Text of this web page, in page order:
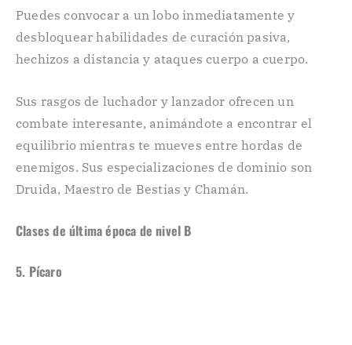
Puedes convocar a un lobo inmediatamente y
desbloquear habilidades de curación pasiva,
hechizos a distancia y ataques cuerpo a cuerpo.
Sus rasgos de luchador y lanzador ofrecen un
combate interesante, animándote a encontrar el
equilibrio mientras te mueves entre hordas de
enemigos. Sus especializaciones de dominio son
Druida, Maestro de Bestias y Chamán.
Clases de última época de nivel B
5. Pícaro